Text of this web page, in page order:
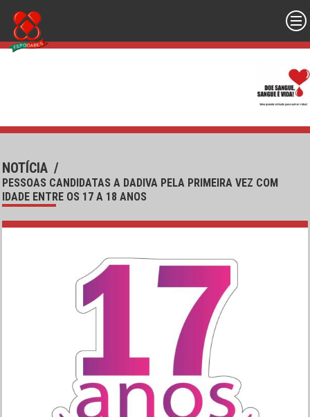
NOTÍCIA /
PESSOAS CANDIDATAS A DADIVA PELA PRIMEIRA VEZ COM
IDADE ENTRE OS 17 A 18 ANOS